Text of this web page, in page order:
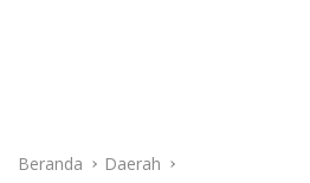
Beranda Daerah